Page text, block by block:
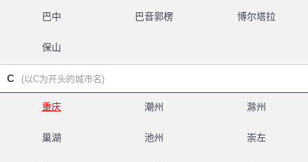
巴中 巴音郭楞 博尔塔拉
保山
C (以C为开头的城市名)
重庆 潮州 滁州
巢湖 池州 崇左